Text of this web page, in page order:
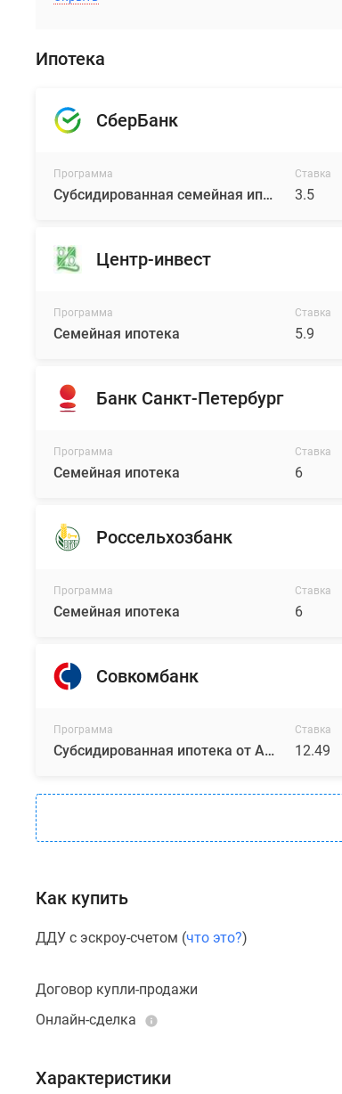
7
этажей.
всех
домов
едином
стиле,
акцентом
фактуры
при
этом
имеет
уникальный
вид.
Большая
домов
уже
сданы,
территории.
планировочных
решений
представлен
одно-
до
всех
Ипотека
СберБанк
Программа
Субсидированная семейная ипотека 3,5% на весь срок от Абсолют
Ставка
3.5
Центр-инвест
Программа
Семейная ипотека
Ставка
5.9
Банк Санкт-Петербург
Программа
Семейная ипотека
Ставка
6
Россельхозбанк
Программа
Семейная ипотека
Ставка
6
Совкомбанк
Программа
Субсидированная ипотека от Абсолют
Ставка
12.49
Как купить
ДДУ с эскроу-счетом (что это?)
Договор купли-продажи
Онлайн-сделка
Характеристики